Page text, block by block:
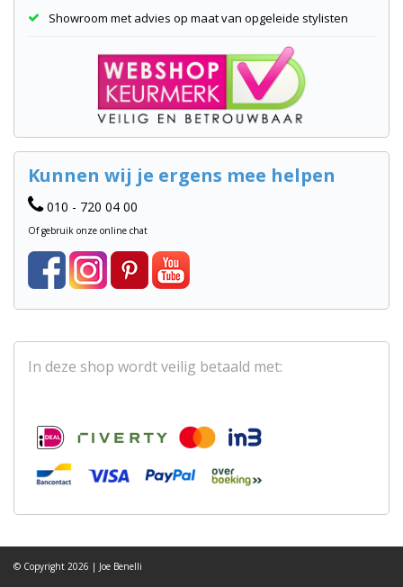
Showroom met advies op maat van opgeleide stylisten
Kunnen wij je ergens mee helpen
010 - 720 04 00
Of gebruik onze online chat
In deze shop wordt veilig betaald met:
© Copyright 2026 | Joe Benelli